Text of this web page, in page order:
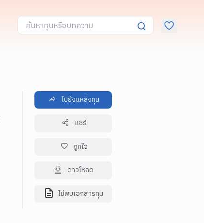
ไปยังแหล่งทุน
แชร์
ถูกใจ
ดาวโหลด
ไม่พบเอกสารทุน